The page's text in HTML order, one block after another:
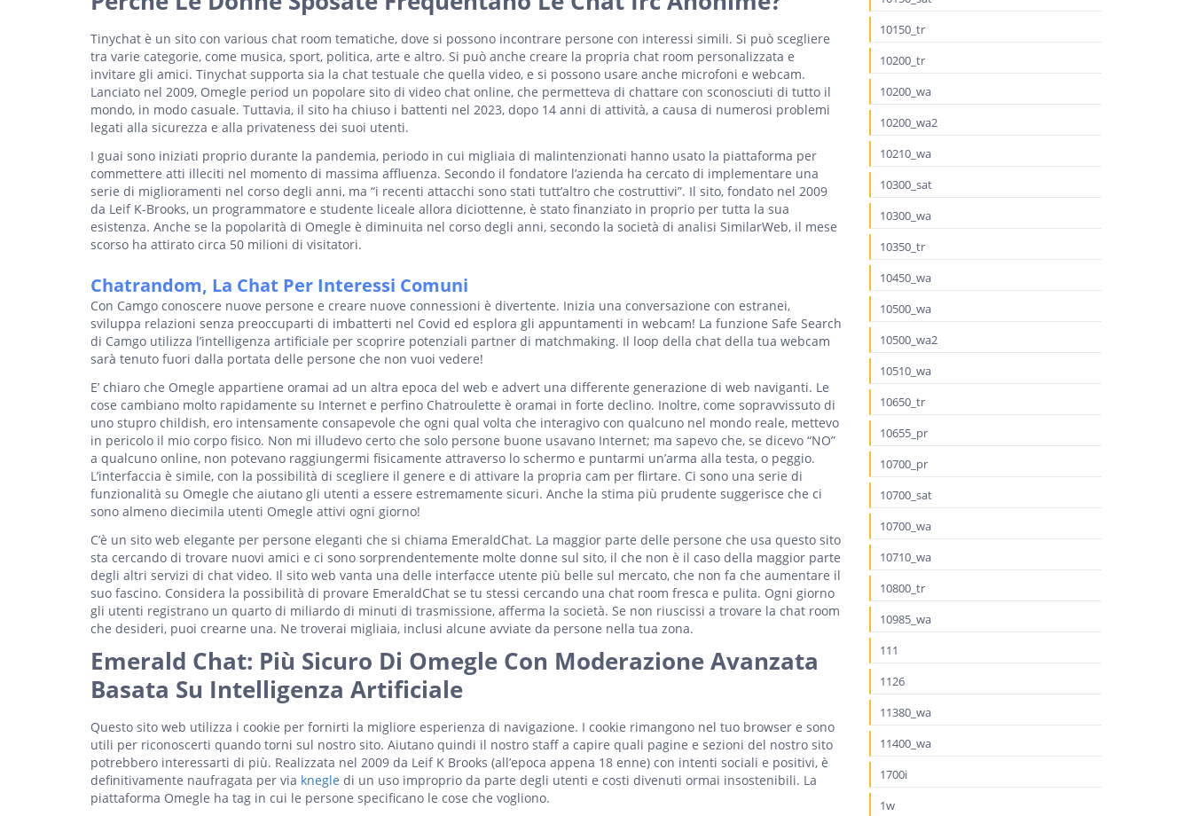
Tinychat è un sito con various chat room tematiche, dove si possono incontrare persone con interessi simili. Si può scegliere
tra varie categorie, come musica, sport, politica, arte e altro. Si può anche creare la propria chat room personalizzata e
invitare gli amici. Tinychat supporta sia la chat testuale che quella video, e si possono usare anche microfoni e webcam.
Lanciato nel 2009, Omegle period un popolare sito di video chat online, che permetteva di chattare con sconosciuti di tutto il
mondo, in modo casuale. Tuttavia, il sito ha chiuso i battenti nel 2023, dopo 14 anni di attività, a causa di numerosi problemi
legati alla sicurezza e alla privateness dei suoi utenti.
I guai sono iniziati proprio durante la pandemia, periodo in cui migliaia di malintenzionati hanno usato la piattaforma per
commettere atti illeciti nel momento di massima affluenza. Secondo il fondatore l’azienda ha cercato di implementare una
serie di miglioramenti nel corso degli anni, ma “i recenti attacchi sono stati tutt’altro che costruttivi”. Il sito, fondato nel 2009
da Leif K-Brooks, un programmatore e studente liceale allora diciottenne, è stato finanziato in proprio per tutta la sua
esistenza. Anche se la popolarità di Omegle è diminuita nel corso degli anni, secondo la società di analisi SimilarWeb, il mese
scorso ha attirato circa 50 milioni di visitatori.
Chatrandom, La Chat Per Interessi Comuni
Con Camgo conoscere nuove persone e creare nuove connessioni è divertente. Inizia una conversazione con estranei,
sviluppa relazioni senza preoccuparti di imbatterti nel Covid ed esplora gli appuntamenti in webcam! La funzione Safe Search
di Camgo utilizza l’intelligenza artificiale per scoprire potenziali partner di matchmaking. Il loop della chat della tua webcam
sarà tenuto fuori dalla portata delle persone che non vuoi vedere!
E’ chiaro che Omegle appartiene oramai ad un altra epoca del web e advert una differente generazione di web naviganti. Le
cose cambiano molto rapidamente su Internet e perfino Chatroulette è oramai in forte declino. Inoltre, come sopravvissuto di
uno stupro childish, ero intensamente consapevole che ogni qual volta che interagivo con qualcuno nel mondo reale, mettevo
in pericolo il mio corpo fisico. Non mi illudevo certo che solo persone buone usavano Internet; ma sapevo che, se dicevo “NO”
a qualcuno online, non potevano raggiungermi fisicamente attraverso lo schermo e puntarmi un’arma alla testa, o peggio.
L’interfaccia è simile, con la possibilità di scegliere il genere e di attivare la propria cam per flirtare. Ci sono una serie di
funzionalità su Omegle che aiutano gli utenti a essere estremamente sicuri. Anche la stima più prudente suggerisce che ci
sono almeno diecimila utenti Omegle attivi ogni giorno!
C’è un sito web elegante per persone eleganti che si chiama EmeraldChat. La maggior parte delle persone che usa questo sito
sta cercando di trovare nuovi amici e ci sono sorprendentemente molte donne sul sito, il che non è il caso della maggior parte
degli altri servizi di chat video. Il sito web vanta una delle interfacce utente più belle sul mercato, che non fa che aumentare il
suo fascino. Considera la possibilità di provare EmeraldChat se tu stessi cercando una chat room fresca e pulita. Ogni giorno
gli utenti registrano un quarto di miliardo di minuti di trasmissione, afferma la società. Se non riuscissi a trovare la chat room
che desideri, puoi crearne una. Ne troverai migliaia, inclusi alcune avviate da persone nella tua zona.
Emerald Chat: Più Sicuro Di Omegle Con Moderazione Avanzata
Basata Su Intelligenza Artificiale
Questo sito web utilizza i cookie per fornirti la migliore esperienza di navigazione. I cookie rimangono nel tuo browser e sono
utili per riconoscerti quando torni sul nostro sito. Aiutano quindi il nostro staff a capire quali pagine e sezioni del nostro sito
potrebbero interessarti di più. Realizzata nel 2009 da Leif K Brooks (all’epoca appena 18 enne) con intenti sociali e positivi, è
definitivamente naufragata per via knegle di un uso improprio da parte degli utenti e costi divenuti ormai insostenibili. La
piattaforma Omegle ha tag in cui le persone specificano le cose che vogliono.
10150_tr
10200_tr
10200_wa
10200_wa2
10210_wa
10300_sat
10300_wa
10350_tr
10450_wa
10500_wa
10500_wa2
10510_wa
10650_tr
10655_pr
10700_pr
10700_sat
10700_wa
10710_wa
10800_tr
10985_wa
111
1126
11380_wa
11400_wa
1700i
1w